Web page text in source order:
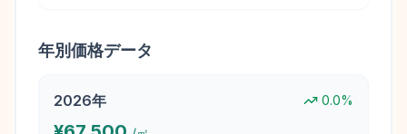
年別価格データ
2026年 0.0%